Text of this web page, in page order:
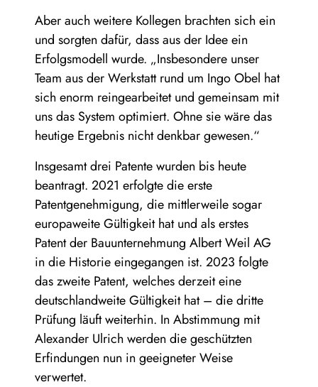
Aber auch weitere Kollegen brachten sich ein
und sorgten dafür, dass aus der Idee ein
Erfolgsmodell wurde. „Insbesondere unser
Team aus der Werkstatt rund um Ingo Obel hat
sich enorm reingearbeitet und gemeinsam mit
uns das System optimiert. Ohne sie wäre das
heutige Ergebnis nicht denkbar gewesen.“
Insgesamt drei Patente wurden bis heute
beantragt. 2021 erfolgte die erste
Patentgenehmigung, die mittlerweile sogar
europaweite Gültigkeit hat und als erstes
Patent der Bauunternehmung Albert Weil AG
in die Historie eingegangen ist. 2023 folgte
das zweite Patent, welches derzeit eine
deutschlandweite Gültigkeit hat – die dritte
Prüfung läuft weiterhin. In Abstimmung mit
Alexander Ulrich werden die geschützten
Erfindungen nun in geeigneter Weise
verwertet.